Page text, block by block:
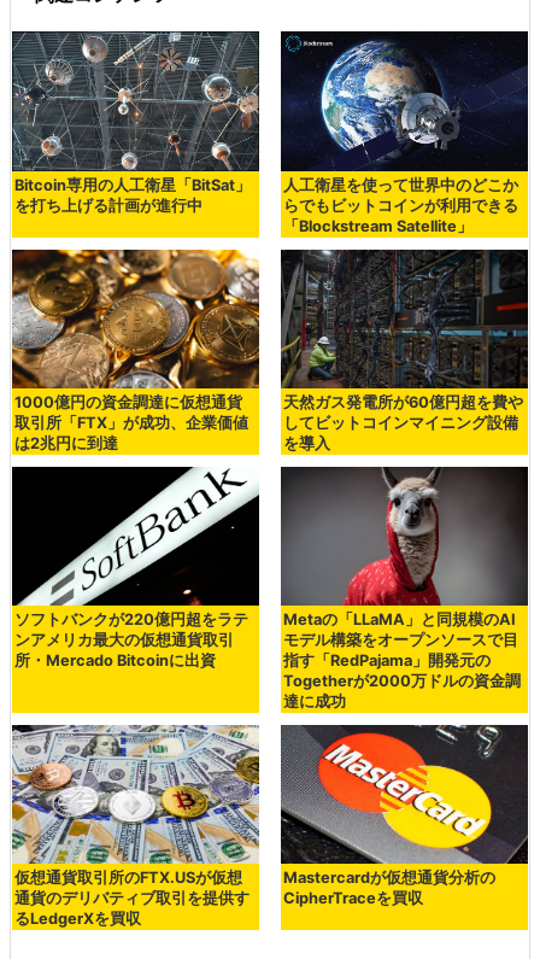
Bitcoin専用の人工衛星「BitSat」
を打ち上げる計画が進行中
人工衛星を使って世界中のどこか
らでもビットコインが利用できる
「Blockstream Satellite」
1000億円の資金調達に仮想通貨
取引所「FTX」が成功、企業価値
は2兆円に到達
天然ガス発電所が60億円超を費や
してビットコインマイニング設備
を導入
ソフトバンクが220億円超をラテ
ンアメリカ最大の仮想通貨取引
所・Mercado Bitcoinに出資
Metaの「LLaMA」と同規模のAI
モデル構築をオープンソースで目
指す「RedPajama」開発元の
Togetherが2000万ドルの資金調
達に成功
仮想通貨取引所のFTX.USが仮想
通貨のデリバティブ取引を提供す
るLedgerXを買収
Mastercardが仮想通貨分析の
CipherTraceを買収